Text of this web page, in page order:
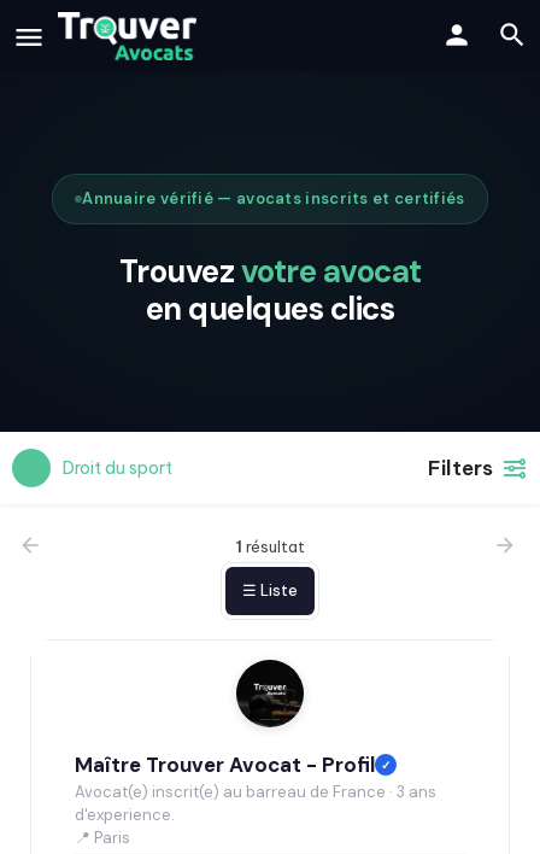
Annuaire vérifié — avocats inscrits et certifiés
Trouvezvotre avocat
en quelques clics
Droit du sport Filters
1 résultat
☰ Liste
Maître Trouver Avocat - Profil ✓
Avocat(e) inscrit(e) au barreau de France · 3 ans
d'experience.
📍 Paris